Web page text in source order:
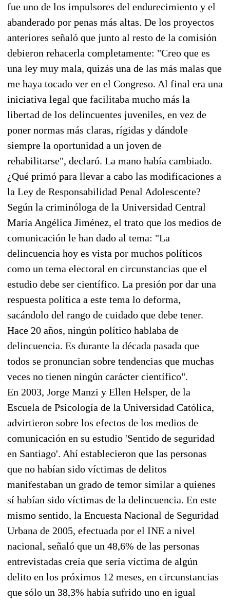
fue uno de los impulsores del endurecimiento y el
abanderado por penas más altas. De los proyectos
anteriores señaló que junto al resto de la comisión
debieron rehacerla completamente: "Creo que es
una ley muy mala, quizás una de las más malas que
me haya tocado ver en el Congreso. Al final era una
iniciativa legal que facilitaba mucho más la
libertad de los delincuentes juveniles, en vez de
poner normas más claras, rígidas y dándole
siempre la oportunidad a un joven de
rehabilitarse", declaró. La mano había cambiado.
¿Qué primó para llevar a cabo las modificaciones a
la Ley de Responsabilidad Penal Adolescente?
Según la criminóloga de la Universidad Central
María Angélica Jiménez, el trato que los medios de
comunicación le han dado al tema: "La
delincuencia hoy es vista por muchos políticos
como un tema electoral en circunstancias que el
estudio debe ser científico. La presión por dar una
respuesta política a este tema lo deforma,
sacándolo del rango de cuidado que debe tener.
Hace 20 años, ningún político hablaba de
delincuencia. Es durante la década pasada que
todos se pronuncian sobre tendencias que muchas
veces no tienen ningún carácter científico".
En 2003, Jorge Manzi y Ellen Helsper, de la
Escuela de Psicología de la Universidad Católica,
advirtieron sobre los efectos de los medios de
comunicación en su estudio 'Sentido de seguridad
en Santiago'. Ahí establecieron que las personas
que no habían sido víctimas de delitos
manifestaban un grado de temor similar a quienes
sí habían sido víctimas de la delincuencia. En este
mismo sentido, la Encuesta Nacional de Seguridad
Urbana de 2005, efectuada por el INE a nivel
nacional, señaló que un 48,6% de las personas
entrevistadas creía que sería víctima de algún
delito en los próximos 12 meses, en circunstancias
que sólo un 38,3% había sufrido uno en igual